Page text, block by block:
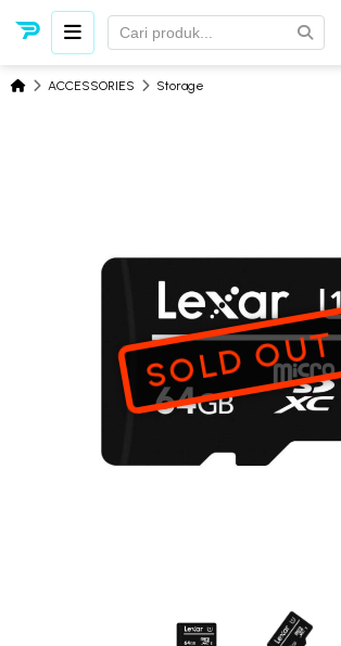
ACCESSORIES Storage
SOLD OUT